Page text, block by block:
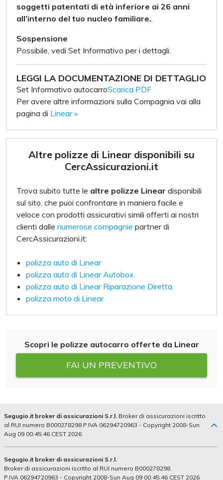
soggetti patentati di età inferiore ai 26 anni
all’interno del tuo nucleo familiare.
Sospensione
Possibile, vedi Set Informativo per i dettagli.
LEGGI LA DOCUMENTAZIONE DI DETTAGLIO
Set Informativo autocarroScarica PDF
Per avere altre informazioni sulla Compagnia vai alla
pagina di Linear »
Altre polizze di Linear disponibili su
CercAssicurazioni.it
Trova subito tutte le altre polizze Linear disponibili
sul sito, che puoi confrontare in maniera facile e
veloce con prodotti assicurativi simili offerti ai nostri
clienti dalle numerose compagnie partner di
CercAssicurazioni.it:
polizza auto di Linear
polizza auto di Linear Autobox
polizza auto di Linear Riparazione Diretta
polizza moto di Linear
Scopri le polizze autocarro offerte da Linear
FAI UN PREVENTIVO
Segugio.it broker di assicurazioni S.r.l. Broker di assicurazioni iscritto
al RUI numero B000278298 P.IVA 06294720963 - Copyright 2008-Sun
Aug 09 00:45:46 CEST 2026
Segugio.it broker di assicurazioni S.r.l.
Broker di assicurazioni iscritto al RUI numero B000278298
P.IVA 06294720963 - Copyright 2008-Sun Aug 09 00:45:46 CEST 2026